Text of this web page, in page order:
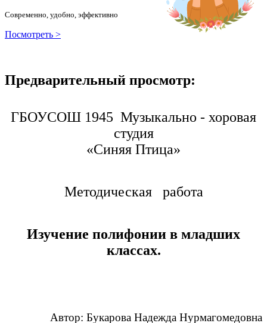
Современно, удобно, эффективно
Посмотреть >
Предварительный просмотр:
ГБОУСОШ 1945 Музыкально - хоровая
студия
«Синяя Птица»
Методическая работа
Изучение полифонии в младших
классах.
Автор: Букарова Надежда Нурмагомедовна